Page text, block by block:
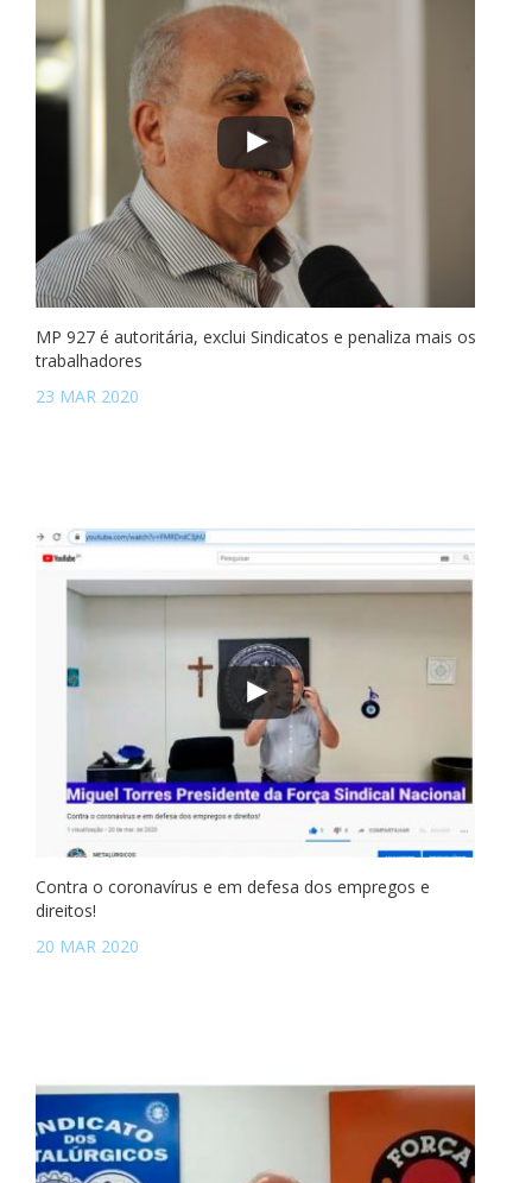
MP 927 é autoritária, exclui Sindicatos e penaliza mais os
trabalhadores
23 MAR 2020
Contra o coronavírus e em defesa dos empregos e
direitos!
20 MAR 2020